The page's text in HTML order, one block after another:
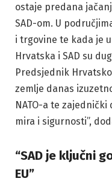
ostaje predana
SAD-om. U
i trgovine te kada je
Hrvatska i SAD su
Predsjednik
zemlje danas
NATO-a te
mira i sigurnosti”,
“SAD je ključni
EU”